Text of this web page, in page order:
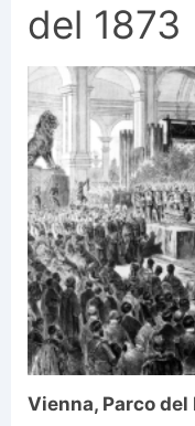
del 1873
Vienna, Parco del